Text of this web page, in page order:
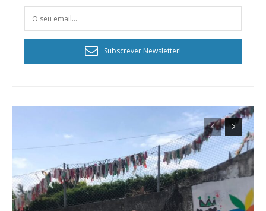
Subscrever Newsletter!